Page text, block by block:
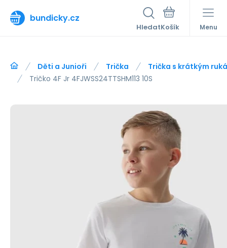
bundicky.cz
Hledat Menu
Děti a Junioři Trička
Trička s krátkým
Tričko 4F Jr 4FJWSS24TTSHM113 10S